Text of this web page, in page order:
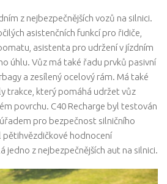
z nejbezpečnějších vozů na silnici.
asistenčních funkcí pro řidiče,
asistenta pro udržení v jízdním
úhlu. Vůz má také řadu prvků pasivní
a zesílený ocelový rám. Má také
trakce, který pomáhá udržet vůz
povrchu. C40 Recharge byl testován
pro bezpečnost silničního
pětihvězdičkové hodnocení
jedno z nejbezpečnějších aut na silnici.